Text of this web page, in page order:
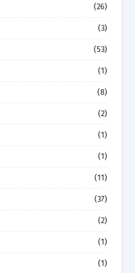
(26)
(3)
(53)
(1)
(8)
(2)
(1)
(1)
(11)
(37)
(2)
(1)
(1)